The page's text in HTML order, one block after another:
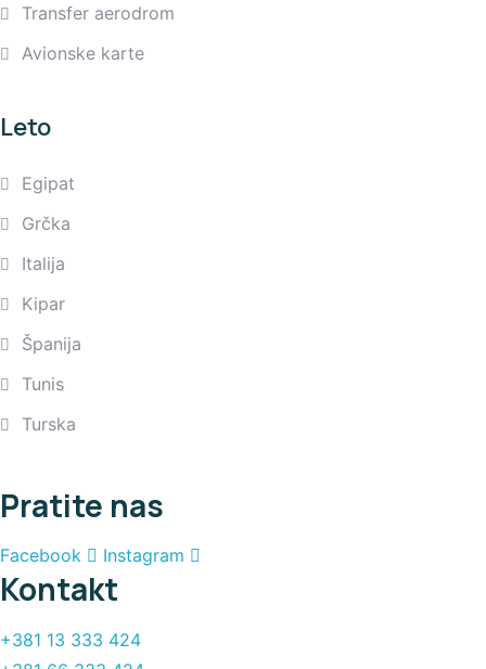
Transfer aerodrom
Avionske karte
Leto
Egipat
Grčka
Italija
Kipar
Španija
Tunis
Turska
Pratite nas
Facebook Instagram
Kontakt
+381 13 333 424